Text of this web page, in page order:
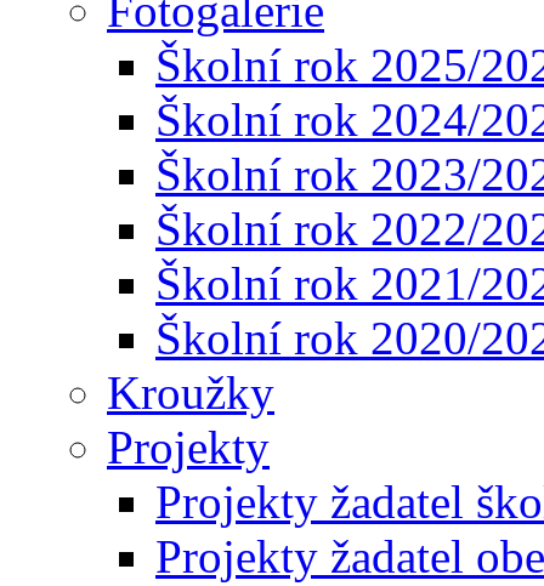
Školní rok 2025/
Školní rok 2024/
Školní rok 2023/
Školní rok 2022/
Školní rok 2021/
Školní rok 2020/
Kroužky
Projekty
Projekty žadatel
Projekty žadatel